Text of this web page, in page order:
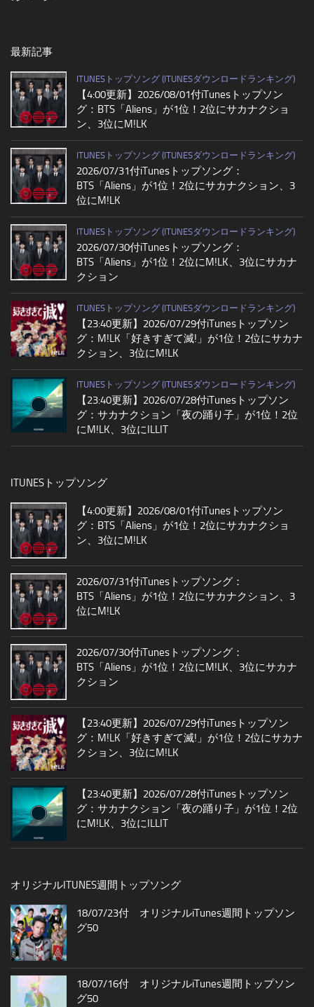
最新記事
ITUNESトップソング (ITUNESダウンロードランキング)
【4:00更新】2026/08/01付iTunesトップソン
グ：BTS「Aliens」が1位！2位にサカナクショ
ン、3位にM!LK
ITUNESトップソング (ITUNESダウンロードランキング)
2026/07/31付iTunesトップソング：
BTS「Aliens」が1位！2位にサカナクション、3
位にM!LK
ITUNESトップソング (ITUNESダウンロードランキング)
2026/07/30付iTunesトップソング：
BTS「Aliens」が1位！2位にM!LK、3位にサカナ
クション
ITUNESトップソング (ITUNESダウンロードランキング)
【23:40更新】2026/07/29付iTunesトップソン
グ：M!LK「好きすぎて滅!」が1位！2位にサカナ
クション、3位にM!LK
ITUNESトップソング (ITUNESダウンロードランキング)
【23:40更新】2026/07/28付iTunesトップソン
グ：サカナクション「夜の踊り子」が1位！2位
にM!LK、3位にILLIT
ITUNESトップソング
【4:00更新】2026/08/01付iTunesトップソン
グ：BTS「Aliens」が1位！2位にサカナクショ
ン、3位にM!LK
2026/07/31付iTunesトップソング：
BTS「Aliens」が1位！2位にサカナクション、3
位にM!LK
2026/07/30付iTunesトップソング：
BTS「Aliens」が1位！2位にM!LK、3位にサカナ
クション
【23:40更新】2026/07/29付iTunesトップソン
グ：M!LK「好きすぎて滅!」が1位！2位にサカナ
クション、3位にM!LK
【23:40更新】2026/07/28付iTunesトップソン
グ：サカナクション「夜の踊り子」が1位！2位
にM!LK、3位にILLIT
オリジナルITUNES週間トップソング
18/07/23付 オリジナルiTunes週間トップソン
グ50
18/07/16付 オリジナルiTunes週間トップソン
グ50